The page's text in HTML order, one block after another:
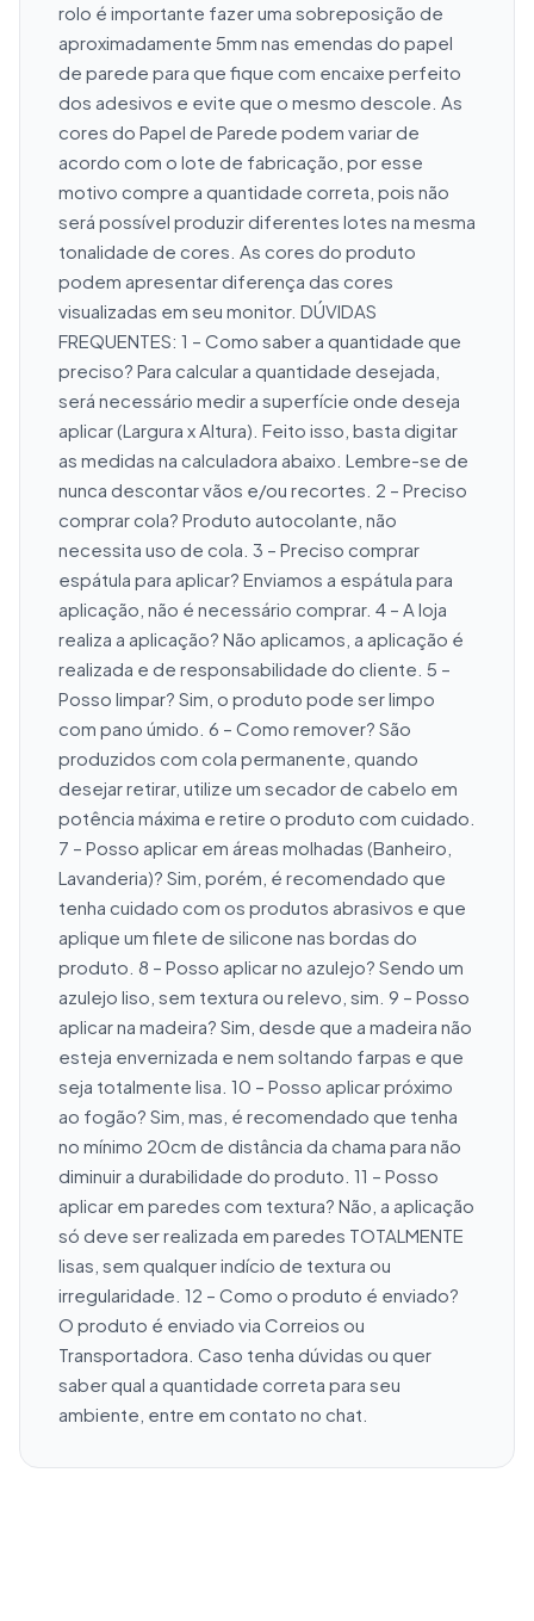
rolo é importante fazer uma sobreposição de
aproximadamente 5mm nas emendas do papel
de parede para que fique com encaixe perfeito
dos adesivos e evite que o mesmo descole. As
cores do Papel de Parede podem variar de
acordo com o lote de fabricação, por esse
motivo compre a quantidade correta, pois não
será possível produzir diferentes lotes na mesma
tonalidade de cores. As cores do produto
podem apresentar diferença das cores
visualizadas em seu monitor. DÚVIDAS
FREQUENTES: 1 – Como saber a quantidade que
preciso? Para calcular a quantidade desejada,
será necessário medir a superfície onde deseja
aplicar (Largura x Altura). Feito isso, basta digitar
as medidas na calculadora abaixo. Lembre-se de
nunca descontar vãos e/ou recortes. 2 – Preciso
comprar cola? Produto autocolante, não
necessita uso de cola. 3 – Preciso comprar
espátula para aplicar? Enviamos a espátula para
aplicação, não é necessário comprar. 4 – A loja
realiza a aplicação? Não aplicamos, a aplicação é
realizada e de responsabilidade do cliente. 5 –
Posso limpar? Sim, o produto pode ser limpo
com pano úmido. 6 – Como remover? São
produzidos com cola permanente, quando
desejar retirar, utilize um secador de cabelo em
potência máxima e retire o produto com cuidado.
7 – Posso aplicar em áreas molhadas (Banheiro,
Lavanderia)? Sim, porém, é recomendado que
tenha cuidado com os produtos abrasivos e que
aplique um filete de silicone nas bordas do
produto. 8 – Posso aplicar no azulejo? Sendo um
azulejo liso, sem textura ou relevo, sim. 9 – Posso
aplicar na madeira? Sim, desde que a madeira não
esteja envernizada e nem soltando farpas e que
seja totalmente lisa. 10 – Posso aplicar próximo
ao fogão? Sim, mas, é recomendado que tenha
no mínimo 20cm de distância da chama para não
diminuir a durabilidade do produto. 11 – Posso
aplicar em paredes com textura? Não, a aplicação
só deve ser realizada em paredes TOTALMENTE
lisas, sem qualquer indício de textura ou
irregularidade. 12 – Como o produto é enviado?
O produto é enviado via Correios ou
Transportadora. Caso tenha dúvidas ou quer
saber qual a quantidade correta para seu
ambiente, entre em contato no chat.